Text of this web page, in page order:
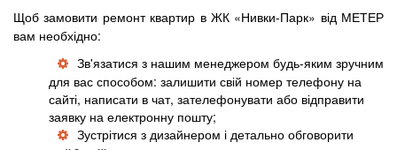
Щоб замовити ремонт квартир в ЖК «Нивки-Парк» від МЕТЕР
вам необхідно:
Зв'язатися з нашим менеджером будь-яким зручним
для вас способом: залишити свій номер телефону на
сайті, написати в чат, зателефонувати або відправити
заявку на електронну пошту;
Зустрітися з дизайнером і детально обговорити